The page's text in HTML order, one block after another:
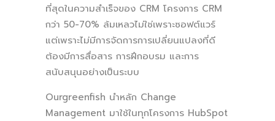
ที่สุดในความสำเร็จของ CRM โครงการ CRM
กว่า 50-70% ล้มเหลวไม่ใช่เพราะซอฟต์แวร์
แต่เพราะไม่มีการจัดการการเปลี่ยนแปลงที่ดี
ต้องมีการสื่อสาร การฝึกอบรม และการ
สนับสนุนอย่างเป็นระบบ
Ourgreenfish นำหลัก Change
Management มาใช้ในทุกโครงการ HubSpot